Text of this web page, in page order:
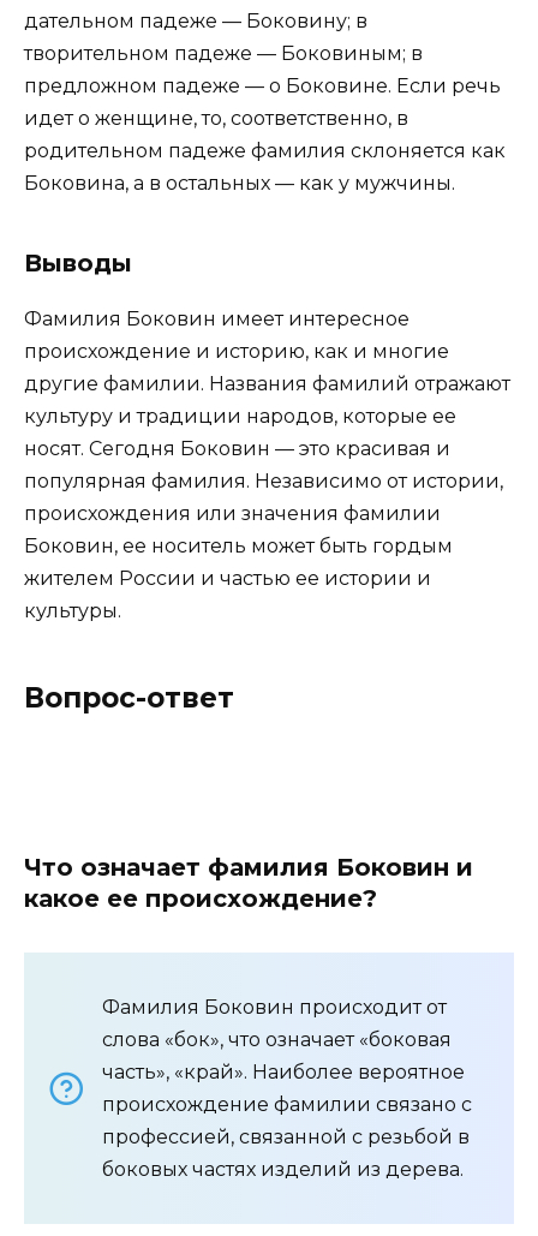
дательном падеже — Боковину; в
творительном падеже — Боковиным; в
предложном падеже — о Боковине. Если речь
идет о женщине, то, соответственно, в
родительном падеже фамилия склоняется как
Боковина, а в остальных — как у мужчины.
Выводы
Фамилия Боковин имеет интересное
происхождение и историю, как и многие
другие фамилии. Названия фамилий отражают
культуру и традиции народов, которые ее
носят. Сегодня Боковин — это красивая и
популярная фамилия. Независимо от истории,
происхождения или значения фамилии
Боковин, ее носитель может быть гордым
жителем России и частью ее истории и
культуры.
Вопрос-ответ
Что означает фамилия Боковин и
какое ее происхождение?
Фамилия Боковин происходит от
слова «бок», что означает «боковая
часть», «край». Наиболее вероятное
происхождение фамилии связано с
профессией, связанной с резьбой в
боковых частях изделий из дерева.